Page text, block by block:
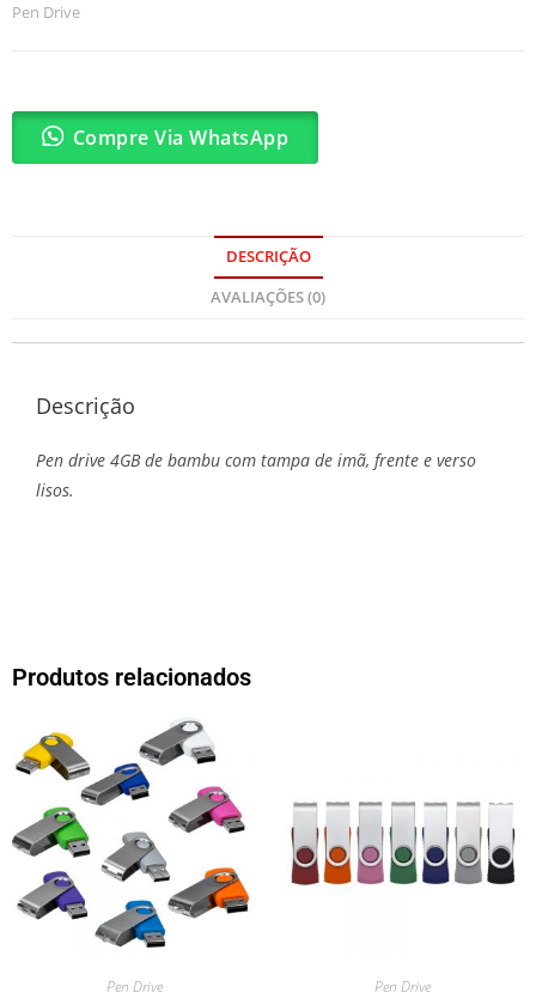
Pen Drive
Compre Via WhatsApp
DESCRIÇÃO
AVALIAÇÕES (0)
Descrição
Pen drive 4GB de bambu com tampa de imã, frente e verso
lisos.
Produtos relacionados
Pen Drive Pen Drive